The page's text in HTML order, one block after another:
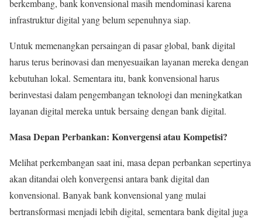
berkembang, bank konvensional masih mendominasi karena
infrastruktur digital yang belum sepenuhnya siap.
Untuk memenangkan persaingan di pasar global, bank digital
harus terus berinovasi dan menyesuaikan layanan mereka dengan
kebutuhan lokal. Sementara itu, bank konvensional harus
berinvestasi dalam pengembangan teknologi dan meningkatkan
layanan digital mereka untuk bersaing dengan bank digital.
Masa Depan Perbankan: Konvergensi atau Kompetisi?
Melihat perkembangan saat ini, masa depan perbankan sepertinya
akan ditandai oleh konvergensi antara bank digital dan
konvensional. Banyak bank konvensional yang mulai
bertransformasi menjadi lebih digital, sementara bank digital juga